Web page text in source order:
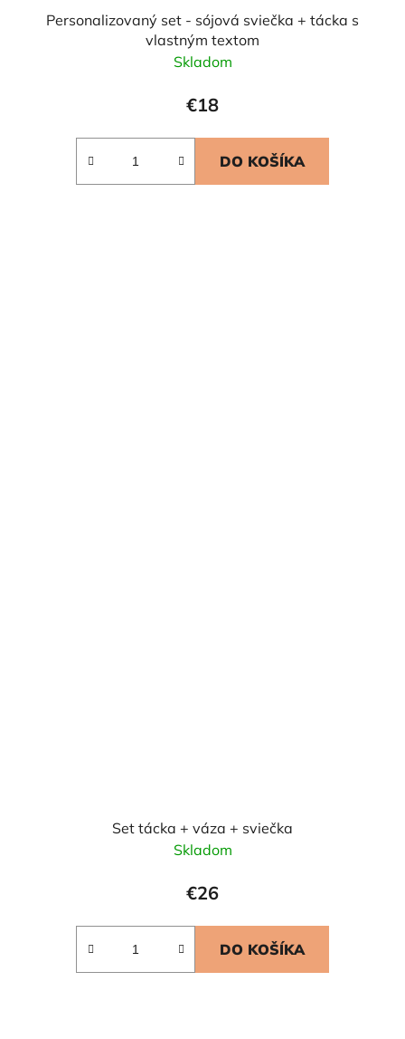
Personalizovaný set - sójová sviečka + tácka s
vlastným textom
Skladom
€18
DO KOŠÍKA
Set tácka + váza + sviečka
Skladom
€26
DO KOŠÍKA